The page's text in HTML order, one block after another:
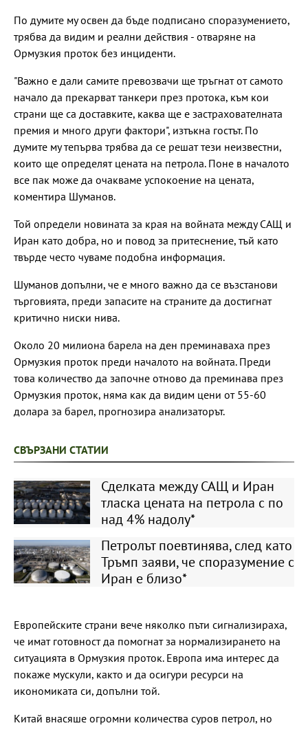
По думите му освен да бъде подписано споразумението,
трябва да видим и реални действия - отваряне на
Ормузкия проток без инциденти.
"Важно е дали самите превозвачи ще тръгнат от самото
начало да прекарват танкери през протока, към кои
страни ще са доставките, каква ще е застрахователната
премия и много други фактори", изтъкна гостът. По
думите му тепърва трябва да се решат тези неизвестни,
които ще определят цената на петрола. Поне в началото
все пак може да очакваме успокоение на цената,
коментира Шуманов.
Той определи новината за края на войната между САЩ и
Иран като добра, но и повод за притеснение, тъй като
твърде често чуваме подобна информация.
Шуманов допълни, че е много важно да се възстанови
търговията, преди запасите на страните да достигнат
критично ниски нива.
Около 20 милиона барела на ден преминаваха през
Ормузкия проток преди началото на войната. Преди
това количество да започне отново да преминава през
Ормузкия проток, няма как да видим цени от 55-60
долара за барел, прогнозира анализаторът.
СВЪРЗАНИ СТАТИИ
Сделката между САЩ и Иран
тласка цената на петрола с по
над 4% надолу*
Петролът поевтинява, след като
Тръмп заяви, че споразумение с
Иран е близо*
Европейските страни вече няколко пъти сигнализираха,
че имат готовност да помогнат за нормализирането на
ситуацията в Ормузкия проток. Европа има интерес да
покаже мускули, както и да осигури ресурси на
икономиката си, допълни той.
Китай внасяше огромни количества суров петрол, но